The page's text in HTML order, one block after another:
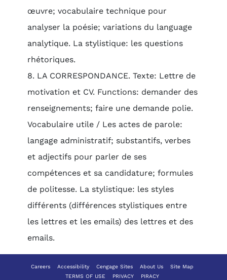
œuvre; vocabulaire technique pour
analyser la poésie; variations du language
analytique. La stylistique: les questions
rhétoriques.
8. LA CORRESPONDANCE. Texte: Lettre de
motivation et CV. Functions: demander des
renseignements; faire une demande polie.
Vocabulaire utile / Les actes de parole:
langage administratif; substantifs, verbes
et adjectifs pour parler de ses
compétences et sa candidature; formules
de politesse. La stylistique: les styles
différents (différences stylistiques entre
les lettres et les emails) des lettres et des
emails.
Careers Accessibility Cengage Sites About Us
Site Map
TERMS OF USE
PRIVACY PIRACY